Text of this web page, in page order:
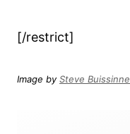
[/restrict]
Image bySteve Buissinne